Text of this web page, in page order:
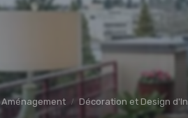
Décoration et Design